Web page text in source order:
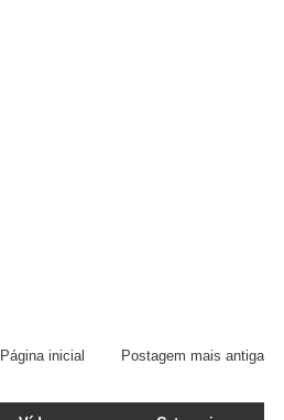
Postagem mais antiga
Página inicial